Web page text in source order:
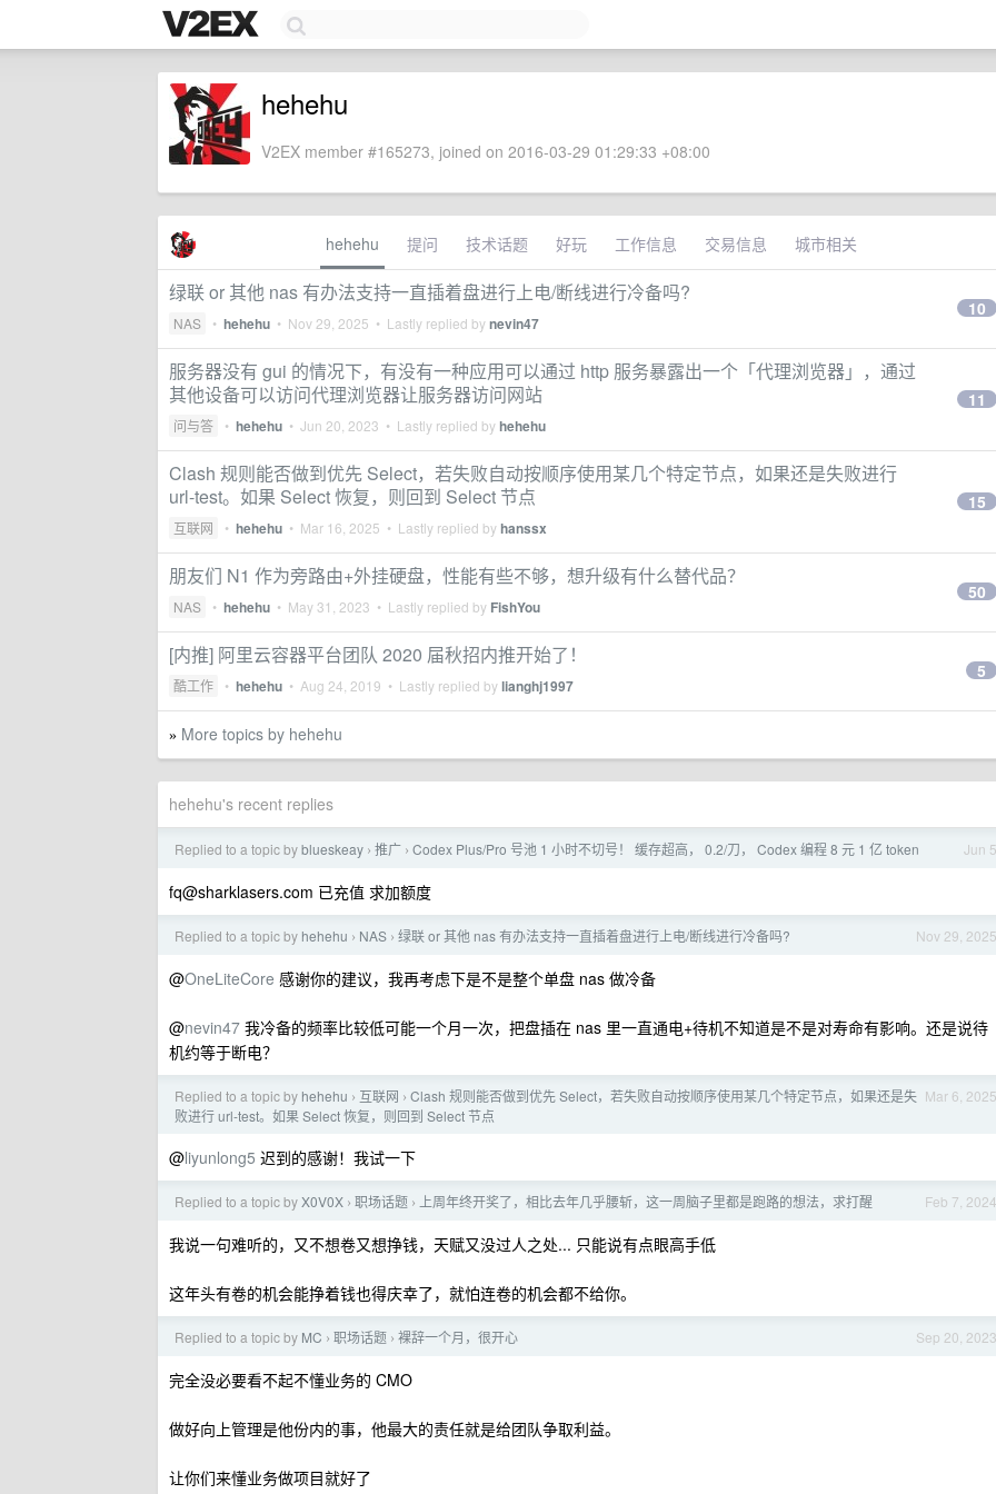
hehehu
V2EX member #165273, joined on 2016-03-29 01:29:33 +08:00
hehehu 提问 技术话题 好玩 工作信息 交易信息 城市相关
绿联 or 其他 nas 有办法支持一直插着盘进行上电/断线进行冷备吗?
NAS • hehehu • Nov 29, 2025 • Lastly replied bynevin47
10
服务器没有 gui 的情况下，有没有一种应用可以通过 http 服务暴露出一个「代理浏览器」，通过
其他设备可以访问代理浏览器让服务器访问网站
问与答 • hehehu • Jun 20, 2023 • Lastly replied byhehehu
11
Clash 规则能否做到优先 Select，若失败自动按顺序使用某几个特定节点，如果还是失败进行
url-test。如果 Select 恢复，则回到 Select 节点
互联网 • hehehu • Mar 16, 2025 • Lastly replied byhanssx
15
朋友们 N1 作为旁路由+外挂硬盘，性能有些不够，想升级有什么替代品？
NAS • hehehu • May 31, 2023 • Lastly replied by FishYou
50
[内推] 阿里云容器平台团队 2020 届秋招内推开始了！
酷工作 • hehehu • Aug 24, 2019 • Lastly replied bylianghj1997
5
» More topics by hehehu
hehehu's recent replies
Jun 5
Replied to a topic byblueskeay › 推广 › Codex Plus/Pro 号池 1 小时不切号！ 缓存超高， 0.2/刀， Codex 编程 8 元 1 亿 token
fq@sharklasers.com 已充值 求加额度
Nov 29, 2025
Replied to a topic by hehehu › NAS › 绿联 or 其他 nas 有办法支持一直插着盘进行上电/断线进行冷备吗?
@OneLiteCore 感谢你的建议，我再考虑下是不是整个单盘 nas 做冷备
@nevin47 我冷备的频率比较低可能一个月一次，把盘插在 nas 里一直通电+待机不知道是不是对寿命有影响。还是说待
机约等于断电？
Mar 6, 2025
Replied to a topic by hehehu › 互联网 › Clash 规则能否做到优先 Select，若失败自动按顺序使用某几个特定节点，如果还是失
败进行 url-test。如果 Select 恢复，则回到 Select 节点
@liyunlong5 迟到的感谢！我试一下
Feb 7, 2024
Replied to a topic byX0V0X › 职场话题 › 上周年终开奖了，相比去年几乎腰斩，这一周脑子里都是跑路的想法，求打醒
我说一句难听的，又不想卷又想挣钱，天赋又没过人之处... 只能说有点眼高手低
这年头有卷的机会能挣着钱也得庆幸了，就怕连卷的机会都不给你。
Sep 20, 2023
Replied to a topic by MC › 职场话题 › 裸辞一个月，很开心
完全没必要看不起不懂业务的 CMO
做好向上管理是他份内的事，他最大的责任就是给团队争取利益。
让你们来懂业务做项目就好了